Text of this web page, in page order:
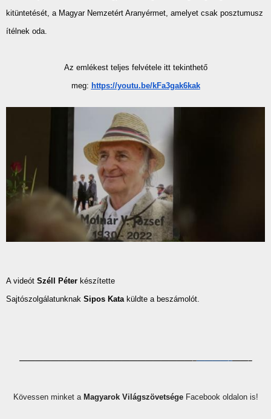
kitüntetését, a Magyar Nemzetért Aranyérmet, amelyet csak posztumusz
ítélnek oda.
Az emlékest teljes felvétele itt tekinthető
meg: https://youtu.be/kFa3gak6kak
A videót Széll Péter készítette
Sajtószolgálatunknak Sipos Kata küldte a beszámolót.
——————————————————————–————–——–
Kövessen minket aMagyarok Világszövetsége Facebook oldalon is!